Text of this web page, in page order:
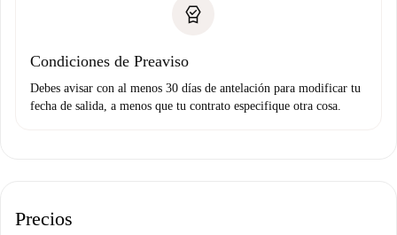
Condiciones de Preaviso
Debes avisar con al menos 30 días de antelación para modificar tu
fecha de salida, a menos que tu contrato especifique otra cosa.
Precios